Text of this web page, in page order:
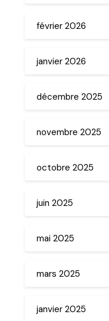
février 2026
janvier 2026
décembre 2025
novembre 2025
octobre 2025
juin 2025
mai 2025
mars 2025
janvier 2025